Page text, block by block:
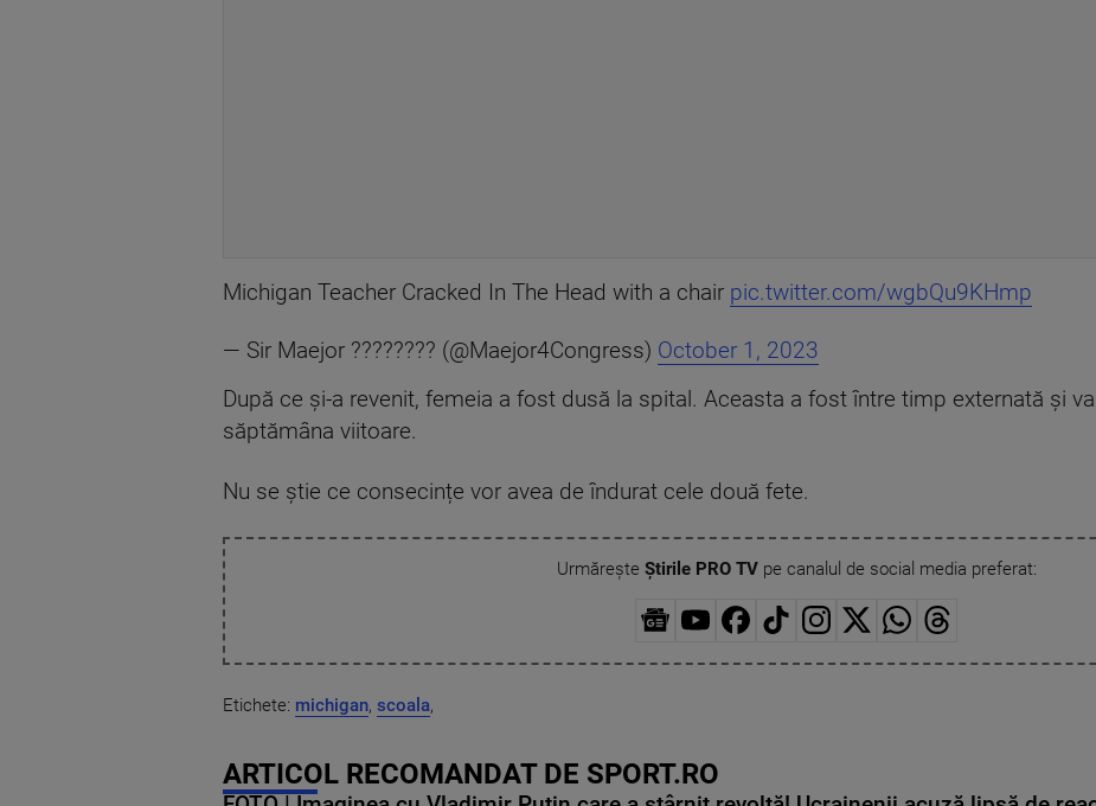
Michigan Teacher Cracked In The Head with a chair pic.twitter.com/wgbQu9KHmp
— Sir Maejor ???????? (@Maejor4Congress) October 1, 2023
După ce și-a revenit, femeia a fost dusă la spital. Aceasta a fost între timp externată și
săptămâna viitoare.
Nu se știe ce consecințe vor avea de îndurat cele două fete.
Urmărește Știrile PRO TVpe canalul de social media preferat:
Etichete: michigan, scoala,
ARTICOL RECOMANDAT DE SPORT.RO